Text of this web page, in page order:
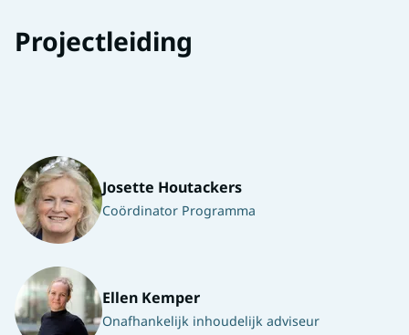
Projectleiding
Josette Houtackers
Coördinator Programma
Ellen Kemper
Onafhankelijk inhoudelijk adviseur